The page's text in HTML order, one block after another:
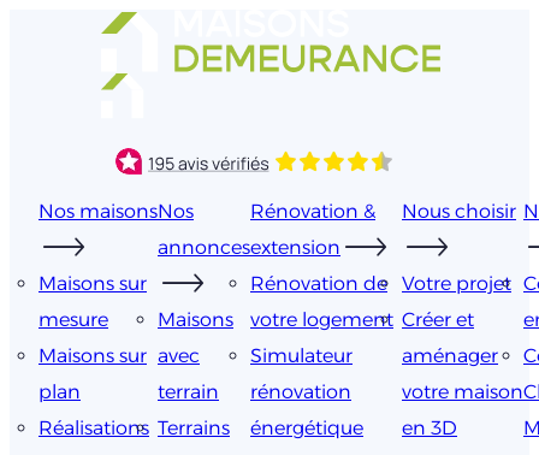
Nos maisons
Maisons sur
mesure
Maisons sur
plan
Réalisations
Nos
annonces
Maisons
avec
terrain
Terrains
Rénovation &
extension
Rénovation de
votre logement
Simulateur
rénovation
énergétique
Nous choisir
Votre projet
Créer et
aménager
votre maison
en 3D